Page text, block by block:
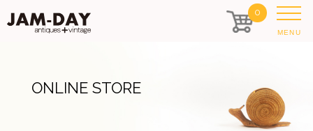
0
MENU
ONLINE STORE